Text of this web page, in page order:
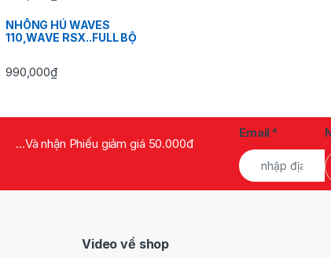
NHÔNG HÚ WAVES
110,WAVE RSX..FULL BỘ
990,000₫
...Và nhận Phiếu giảm giá 50.000đ
Email *
Video về shop